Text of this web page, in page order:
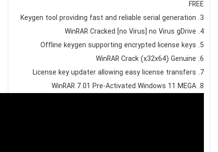
FREE
Keygen tool providing fast and reliable serial generation
WinRAR Cracked [no Virus] no Virus gDrive
Offline keygen supporting encrypted license keys
WinRAR Crack (x32x64) Genuine
License key updater allowing easy license transfers
WinRAR 7.01 Pre-Activated Windows 11 MEGA